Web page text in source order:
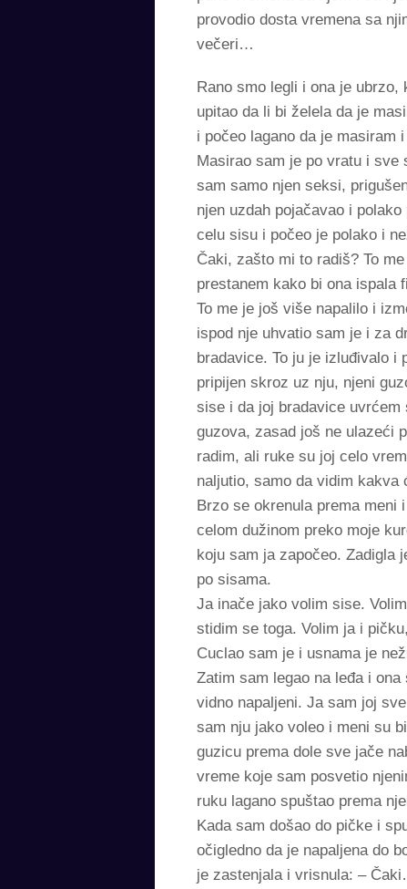
provodio dosta vremena sa
večeri…
Rano smo legli i ona je
upitao da li bi želela da je
i počeo lagano da je masiram
Masirao sam je po vratu i sve
sam samo njen seksi,
njen uzdah pojačavao i
celu sisu i počeo je polako i
Čaki, zašto mi to radiš? To
prestanem kako bi ona ispala
To me je još više napalilo i
ispod nje uhvatio sam je i za
bradavice. To ju je izluđivalo i
pripijen skroz uz nju, njeni
sise i da joj bradavice uvrćem
guzova, zasad još ne ulazeći
radim, ali ruke su joj celo
naljutio, samo da vidim kakva
Brzo se okrenula prema meni
celom dužinom preko moje
koju sam ja započeo. Zadigla
po sisama.
Ja inače jako volim sise.
stidim se toga. Volim ja i
Cuclao sam je i usnama je
Zatim sam legao na leđa i
vidno napaljeni. Ja sam joj
sam nju jako voleo i meni su
guzicu prema dole sve jače
vreme koje sam posvetio
ruku lagano spuštao prema
Kada sam došao do pičke i
očigledno da je napaljena do
je zastenjala i vrisnula: –